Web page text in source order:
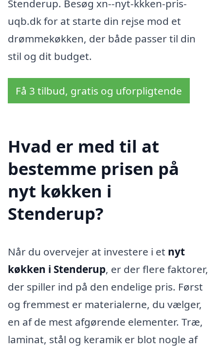
Stenderup. Besøg xn--nyt-kkken-pris-
uqb.dk for at starte din rejse mod et
drømmekøkken, der både passer til din
stil og dit budget.
Få 3 tilbud, gratis og uforpligtende
Hvad er med til at
bestemme prisen på
nyt køkken i
Stenderup?
Når du overvejer at investere i et nyt
køkken i Stenderup, er der flere faktorer,
der spiller ind på den endelige pris. Først
og fremmest er materialerne, du vælger,
en af de mest afgørende elementer. Træ,
laminat, stål og keramik er blot nogle af